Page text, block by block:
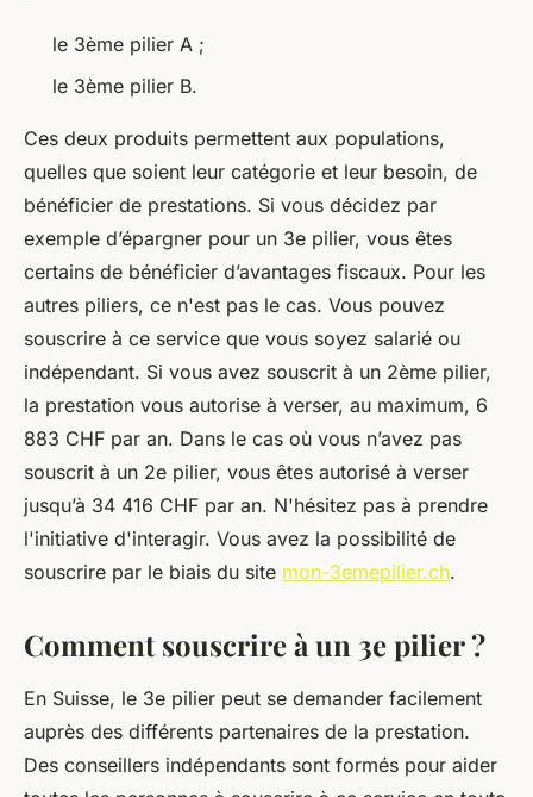
le 3ème pilier A ;
le 3ème pilier B.
Ces deux produits permettent aux populations,
quelles que soient leur catégorie et leur besoin, de
bénéficier de prestations. Si vous décidez par
exemple d’épargner pour un 3e pilier, vous êtes
certains de bénéficier d’avantages fiscaux. Pour les
autres piliers, ce n'est pas le cas. Vous pouvez
souscrire à ce service que vous soyez salarié ou
indépendant. Si vous avez souscrit à un 2ème pilier,
la prestation vous autorise à verser, au maximum, 6
883 CHF par an. Dans le cas où vous n’avez pas
souscrit à un 2e pilier, vous êtes autorisé à verser
jusqu’à 34 416 CHF par an. N'hésitez pas à prendre
l'initiative d'interagir. Vous avez la possibilité de
souscrire par le biais du site mon-3emepilier.ch.
Comment souscrire à un 3e pilier ?
En Suisse, le 3e pilier peut se demander facilement
auprès des différents partenaires de la prestation.
Des conseillers indépendants sont formés pour aider